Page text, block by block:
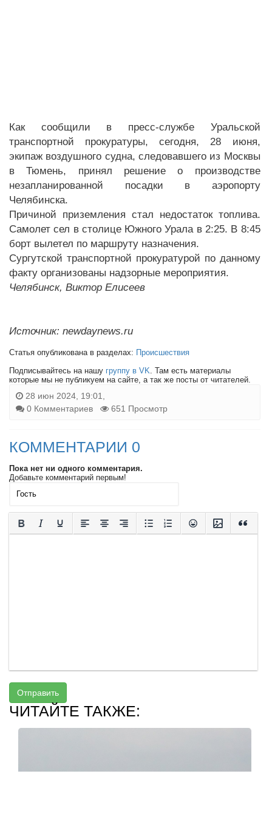
Как сообщили в пресс-службе Уральской
транспортной прокуратуры, сегодня, 28 июня,
экипаж воздушного судна, следовавшего из Москвы
в Тюмень, принял решение о производстве
незапланированной посадки в аэропорту
Челябинска.
Причиной приземления стал недостаток топлива.
Самолет сел в столице Южного Урала в 2:25. В 8:45
борт вылетел по маршруту назначения.
Сургутской транспортной прокуратурой по данному
факту организованы надзорные мероприятия.
Челябинск, Виктор Елисеев
Источник: newdaynews.ru
Статья опубликована в разделах: Происшествия
Подписывайтесь на нашу группу в VK . Там есть материалы
которые мы не публикуем на сайте, а так же посты от читателей.
28 июн 2024, 19:01,
0 Комментариев
651 Просмотр
КОММЕНТАРИИ 0
Пока нет ни одного комментария.
Добавьте комментарий первым!
Отправить
ЧИТАЙТЕ ТАКЖЕ: